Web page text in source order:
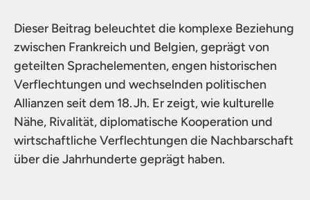
Dieser Beitrag beleuchtet die komplexe Beziehung
zwischen Frankreich und Belgien, geprägt von
geteilten Sprachelementen, engen historischen
Verflechtungen und wechselnden politischen
Allianzen seit dem 18. Jh. Er zeigt, wie kulturelle
Nähe, Rivalität, diplomatische Kooperation und
wirtschaftliche Verflechtungen die Nachbarschaft
über die Jahrhunderte geprägt haben.